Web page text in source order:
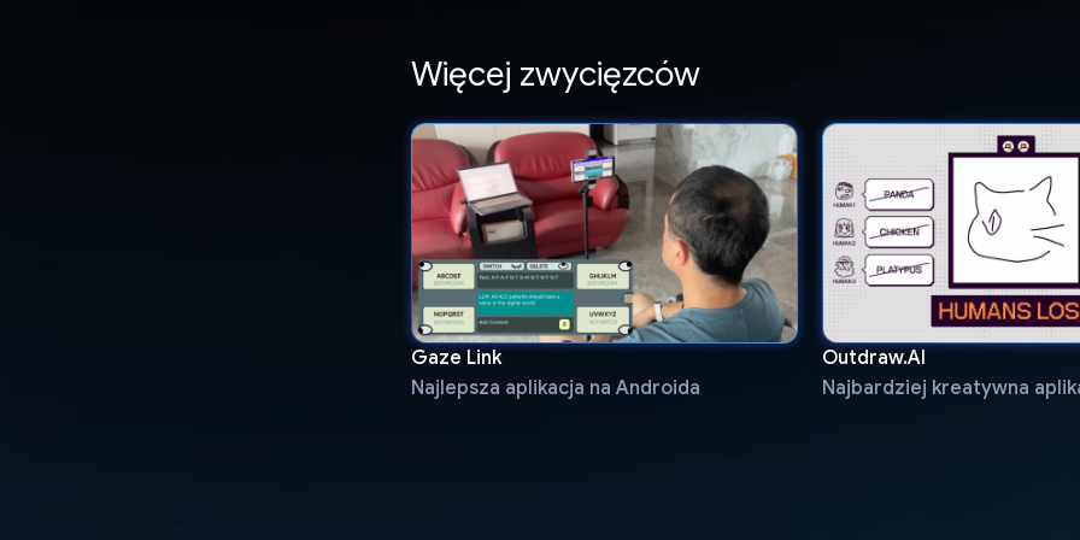
Więcej zwycięzców
Gaze Link
Najlepsza aplikacja na Androida
Outdraw.AI
Najbardziej kreatywna